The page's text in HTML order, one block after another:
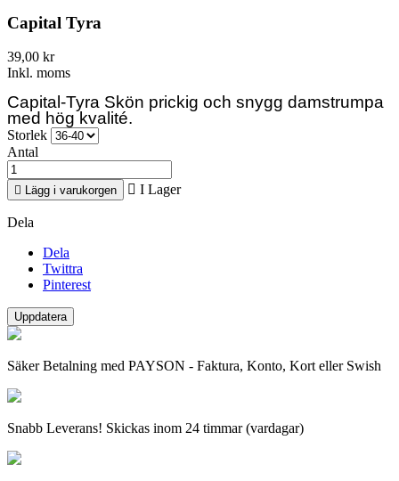
Capital Tyra
39,00 kr
Inkl. moms
Capital-Tyra Skön prickig och snygg damstrumpa
med hög kvalité.
Storlek
Antal
 Lägg i varukorgen  I Lager
Dela
Dela
Twittra
Pinterest
Säker Betalning med PAYSON - Faktura, Konto, Kort eller Swish
Snabb Leverans! Skickas inom 24 timmar (vardagar)